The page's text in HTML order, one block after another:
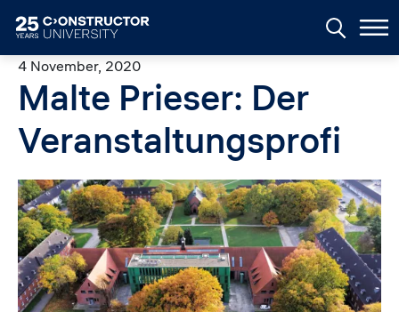
4 November, 2020
Malte Prieser: Der
Veranstaltungsprofi
Image